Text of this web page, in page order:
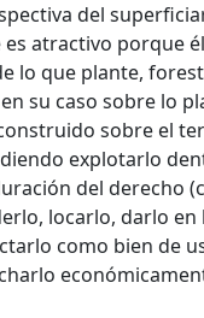
del
atractivo porque
lo que plante,
su caso sobre lo
sobre el
explotarlo
del derecho
locarlo, darlo en
como bien de